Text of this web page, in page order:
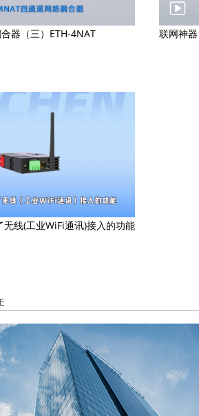
器（三）ETH-4NAT 联网神
无线(工业WiFi通讯)接入的功能